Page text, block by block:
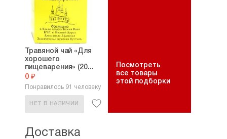
Травяной чай «Для
хорошего
пищеварения» (20...
0 ₽
Понравилось 91 человеку
НЕТ В НАЛИЧИИ
Посмотреть
все товары
этой подборки
Доставка